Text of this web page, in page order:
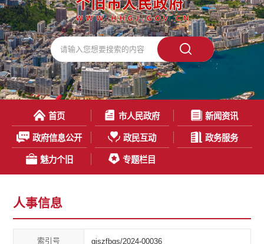
首页 市人民政府 新闻资讯
政府信息公开 政民互动 政务服务
魅力个旧 专题栏目
人事信息
索引号 gjszfbgs/2024-00036